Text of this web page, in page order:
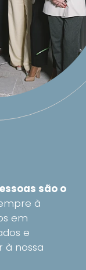
são o
à
em
e
à nossa